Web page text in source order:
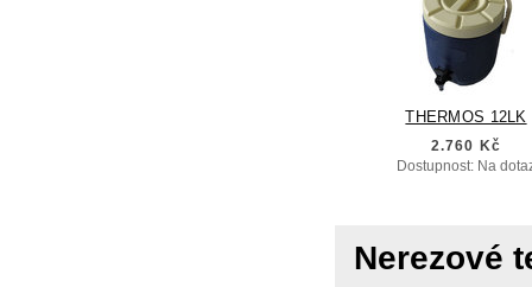
THERMOS 12LK
2.760 Kč
Dostupnost: Na
Nerezové